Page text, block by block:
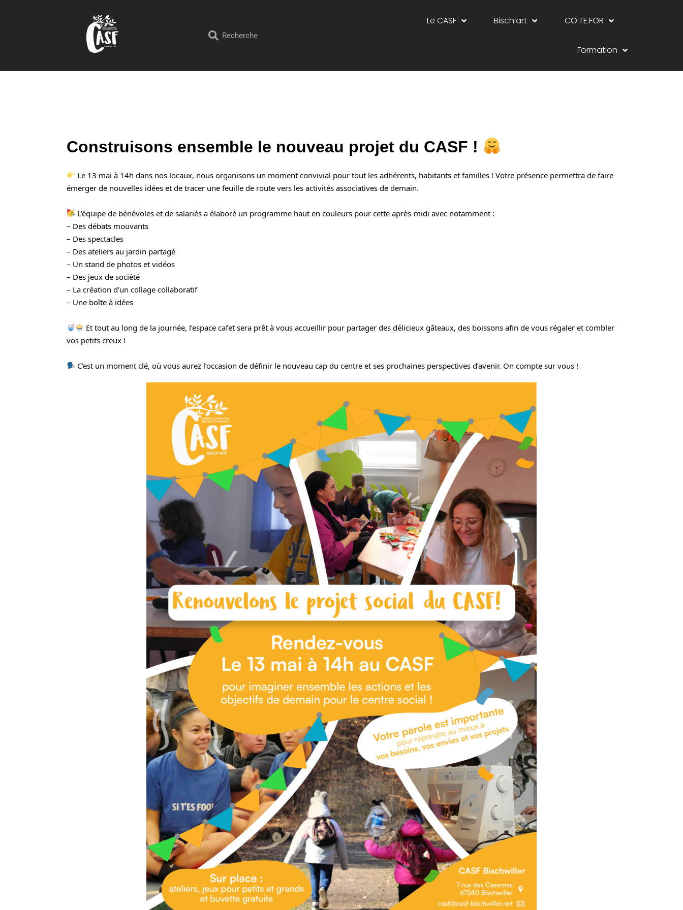
Le CASF Bisch’art CO.TE.FOR
Formation
Construisons ensemble le nouveau projet du CASF !
Le 13 mai à 14h dans nos locaux, nous organisons un moment convivial pour tout les adhérents, habitants et familles ! Votre présence permettra de faire
émerger de nouvelles idées et de tracer une feuille de route vers les activités associatives de demain.
L’équipe de bénévoles et de salariés a élaboré un programme haut en couleurs pour cette après-midi avec notamment :
– Des débats mouvants
– Des spectacles
– Des ateliers au jardin partagé
– Un stand de photos et vidéos
– Des jeux de société
– La création d’un collage collaboratif
– Une boîte à idées
Et tout au long de la journée, l’espace cafet sera prêt à vous accueillir pour partager des délicieux gâteaux, des boissons afin de vous régaler et combler
vos petits creux !
C’est un moment clé, où vous aurez l’occasion de définir le nouveau cap du centre et ses prochaines perspectives d’avenir. On compte sur vous !